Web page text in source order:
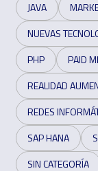
JAVA
NUEVAS
PHP
PAID
REALIDAD
REDES
SAP HANA
SIN CATEGORÍA